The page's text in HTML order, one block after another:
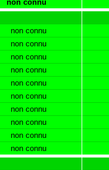
non connu
non connu
non connu
non connu
non connu
non connu
non connu
non connu
non connu
non connu
non connu